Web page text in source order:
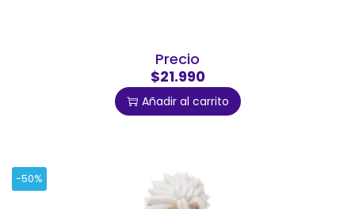
Precio
$21.990
Añadir al carrito
-50%